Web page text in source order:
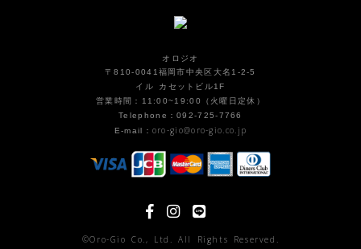
オロジオ
〒810-0041福岡市中央区大名1-2-5
イル カセットビル1F
営業時間：11:00~19:00（火曜日定休）
Telephone：092-725-7766
E-mail： oro-gio@oro-gio.co.jp
©Oro-Gio Co., Ltd. All Rights Reserved.